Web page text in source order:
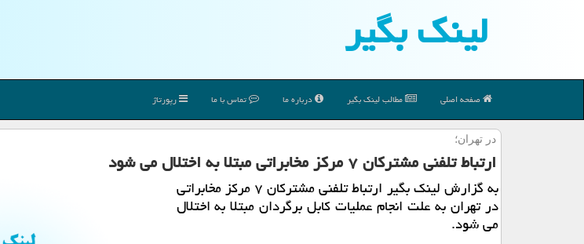
لینك بگیر
صفحه اصلی مطالب لینك بگیر درباره ما تماس با ما رپورتاژ
در تهران؛
ارتباط تلفنی مشتركان ۷ مركز مخابراتی مبتلا به اختلال می شود
به گزارش لینك بگیر ارتباط تلفنی مشتركان ۷ مركز مخابراتی
در تهران به علت انجام عملیات كابل برگردان مبتلا به اختلال
می شود.